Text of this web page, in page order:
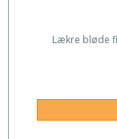
Lækre bløde